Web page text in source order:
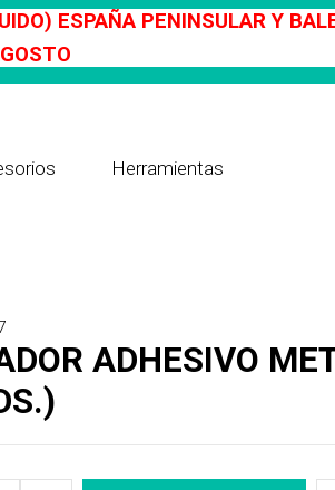
ESPAÑA PENINSULAR Y
Herramientas